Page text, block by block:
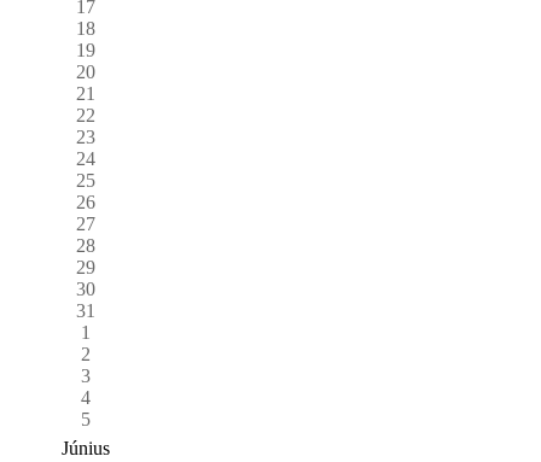
17
18
19
20
21
22
23
24
25
26
27
28
29
30
31
1
2
3
4
5
Június